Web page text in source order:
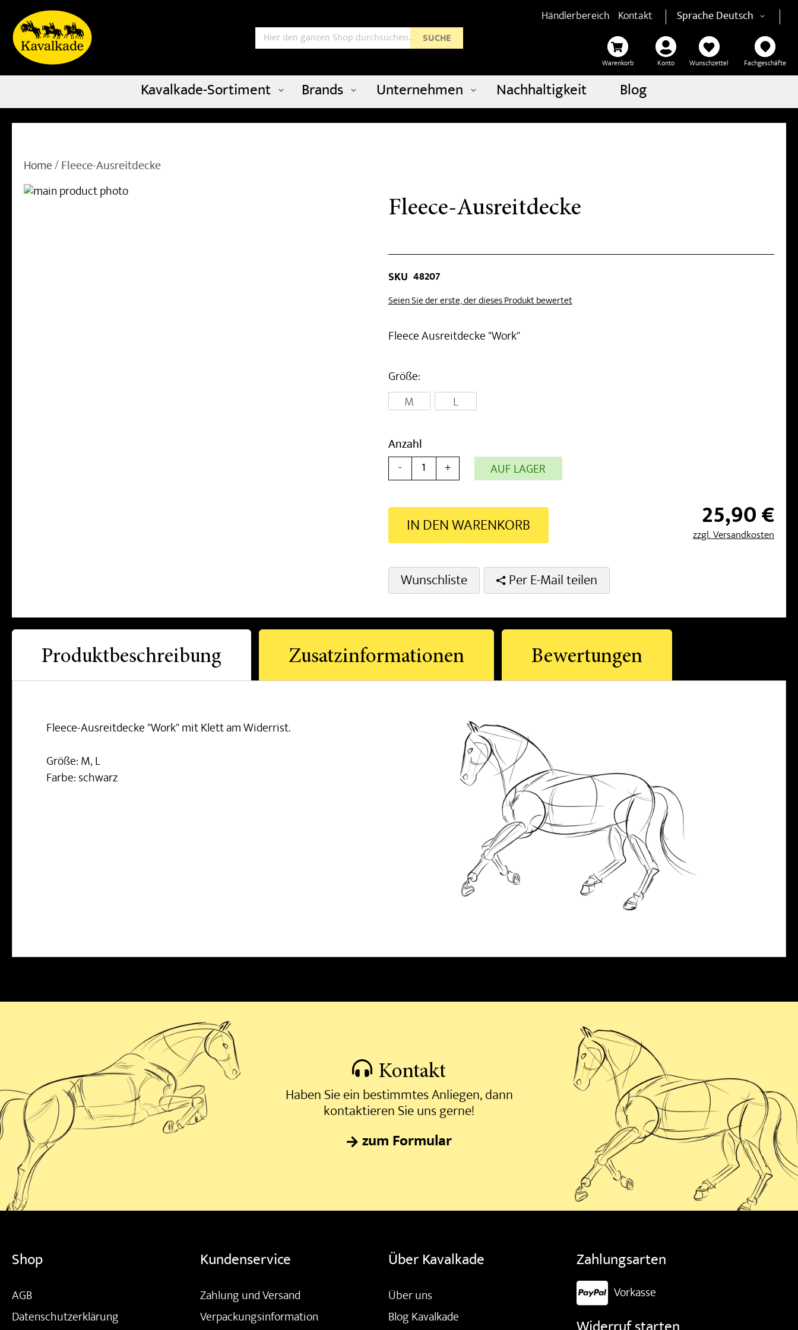
Händlerbereich Kontakt SpracheDeutsch
Warenkorb Konto Wunschzettel Fachgeschäfte
Suche SUCHE
Kavalkade-Sortiment Brands Unternehmen Nachhaltigkeit Blog
Home Fleece-Ausreitdecke
Fleece-Ausreitdecke
SKU 48207
Seien Sie der erste, der dieses Produkt bewertet
Fleece Ausreitdecke "Work"
25,90 €
zzgl. Versandkosten
Größe
M
L
Anzahl
-
+ AUF LAGER
IN DEN WARENKORB
Wunschliste Per E-Mail teilen
Produktbeschreibung
Fleece-Ausreitdecke "Work" mit Klett am Widerrist.
Größe: M, L
Farbe: schwarz
Zusatzinformationen Bewertungen
Kontakt
Haben Sie ein bestimmtes Anliegen, dann
kontaktieren Sie uns gerne!
zum Formular
Shop
AGB
Datenschutzerklärung
Kundenservice
Zahlung und Versand
Verpackungsinformation
Über Kavalkade
Über uns
Blog Kavalkade
Zahlungsarten
Vorkasse